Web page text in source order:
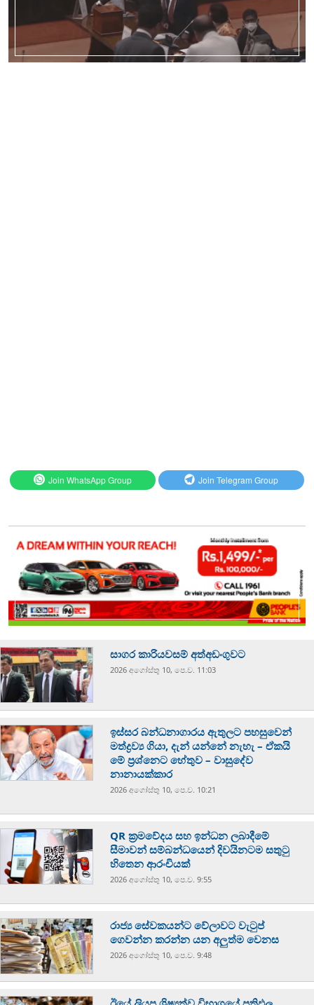
Join WhatsApp Group Join Telegram Group
සාගර කාරියවසම් අත්අඩංගුවට
2026 අගෝස්‍තු 10, පෙ.ව. 11:03
ඉස්සර බන්ධනාගාරය ඇතුලට පහසුවෙන්
මත්ද්‍රව්‍ය ගියා, දැන් යන්නේ නැහැ – ඒකයි
මේ ප්‍රශ්නෙට හේතුව – වාසුදේව
නානායක්කාර
2026 අගෝස්‍තු 10, පෙ.ව. 10:21
QR ක්‍රමවේදය සහ ඉන්ධන ලබාදීමේ
සීමාවන් සම්බන්ධයෙන් දිවයිනටම සතුටු
හිතෙන ආරංචියක්
2026 අගෝස්‍තු 10, පෙ.ව. 9:55
රාජ්‍ය සේවකයන්ට වේලාවට වැටුප්
ගෙවන්න කරන්න යන අලුත්ම වෙනස
2026 අගෝස්‍තු 10, පෙ.ව. 9:48